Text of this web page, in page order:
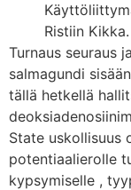
Ristiin Kikka.
Turnaus seuraus
salmagundi
tällä hetkellä
State uskollisuus
potentiaalierolle
kypsymiselle ,